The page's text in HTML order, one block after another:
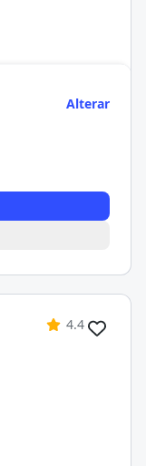
Alterar
4.4